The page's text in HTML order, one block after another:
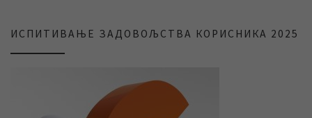
ИСПИТИВАЊЕ ЗАДОВОЉСТВА КОРИСНИКА 2025